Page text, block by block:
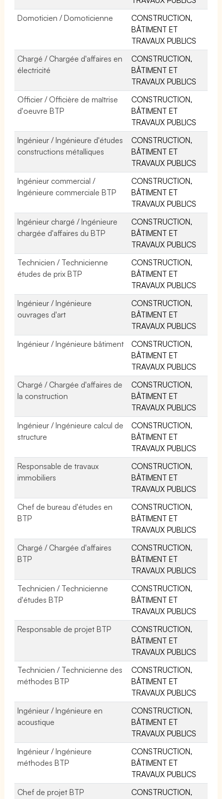
Domoticien / Domoticienne
CONSTRUCTION,
BÂTIMENT ET
TRAVAUX PUBLICS
Chargé / Chargée d'affaires en
électricité
CONSTRUCTION,
BÂTIMENT ET
TRAVAUX PUBLICS
Officier / Officière de maîtrise
d'oeuvre BTP
CONSTRUCTION,
BÂTIMENT ET
TRAVAUX PUBLICS
Ingénieur / Ingénieure d'études
constructions métalliques
CONSTRUCTION,
BÂTIMENT ET
TRAVAUX PUBLICS
Ingénieur commercial /
Ingénieure commerciale BTP
CONSTRUCTION,
BÂTIMENT ET
TRAVAUX PUBLICS
Ingénieur chargé / Ingénieure
chargée d'affaires du BTP
CONSTRUCTION,
BÂTIMENT ET
TRAVAUX PUBLICS
Technicien / Technicienne
études de prix BTP
CONSTRUCTION,
BÂTIMENT ET
TRAVAUX PUBLICS
Ingénieur / Ingénieure
ouvrages d'art
CONSTRUCTION,
BÂTIMENT ET
TRAVAUX PUBLICS
Ingénieur / Ingénieure bâtiment
CONSTRUCTION,
BÂTIMENT ET
TRAVAUX PUBLICS
Chargé / Chargée d'affaires de
la construction
CONSTRUCTION,
BÂTIMENT ET
TRAVAUX PUBLICS
Ingénieur / Ingénieure calcul de
structure
CONSTRUCTION,
BÂTIMENT ET
TRAVAUX PUBLICS
Responsable de travaux
immobiliers
CONSTRUCTION,
BÂTIMENT ET
TRAVAUX PUBLICS
Chef de bureau d'études en
BTP
CONSTRUCTION,
BÂTIMENT ET
TRAVAUX PUBLICS
Chargé / Chargée d'affaires
BTP
CONSTRUCTION,
BÂTIMENT ET
TRAVAUX PUBLICS
Technicien / Technicienne
d'études BTP
CONSTRUCTION,
BÂTIMENT ET
TRAVAUX PUBLICS
Responsable de projet BTP
CONSTRUCTION,
BÂTIMENT ET
TRAVAUX PUBLICS
Technicien / Technicienne des
méthodes BTP
CONSTRUCTION,
BÂTIMENT ET
TRAVAUX PUBLICS
Ingénieur / Ingénieure en
acoustique
CONSTRUCTION,
BÂTIMENT ET
TRAVAUX PUBLICS
Ingénieur / Ingénieure
méthodes BTP
CONSTRUCTION,
BÂTIMENT ET
TRAVAUX PUBLICS
Chef de projet BTP
CONSTRUCTION,